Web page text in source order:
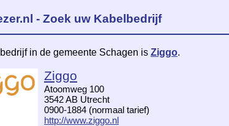
- Zoek uw Kabelbedrijf
in de gemeente Schagen is Ziggo.
Ziggo
Atoomweg 100
3542 AB Utrecht
0900-1884 (normaal tarief)
http://www.ziggo.nl